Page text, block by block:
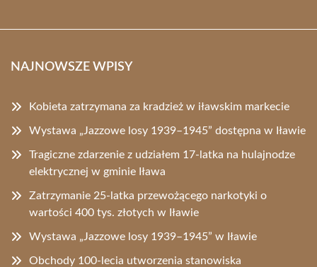
NAJNOWSZE WPISY
Kobieta zatrzymana za kradzież w iławskim markecie
Wystawa „Jazzowe losy 1939–1945” dostępna w Iławie
Tragiczne zdarzenie z udziałem 17-latka na hulajnodze
elektrycznej w gminie Iława
Zatrzymanie 25-latka przewożącego narkotyki o
wartości 400 tys. złotych w Iławie
Wystawa „Jazzowe losy 1939–1945” w Iławie
Obchody 100-lecia utworzenia stanowiska